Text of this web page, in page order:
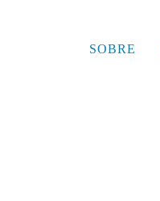
SOBRE